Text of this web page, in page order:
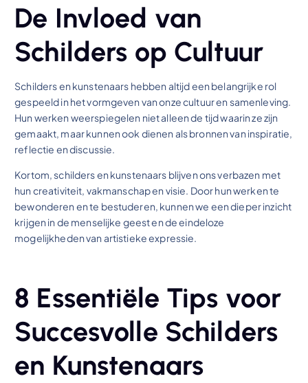
De Invloed van
Schilders op Cultuur
Schilders en kunstenaars hebben altijd een belangrijke rol
gespeeld in het vormgeven van onze cultuur en samenleving.
Hun werken weerspiegelen niet alleen de tijd waarin ze zijn
gemaakt, maar kunnen ook dienen als bronnen van inspiratie,
reflectie en discussie.
Kortom, schilders en kunstenaars blijven ons verbazen met
hun creativiteit, vakmanschap en visie. Door hun werken te
bewonderen en te bestuderen, kunnen we een dieper inzicht
krijgen in de menselijke geest en de eindeloze
mogelijkheden van artistieke expressie.
8 Essentiële Tips voor
Succesvolle Schilders
en Kunstenaars